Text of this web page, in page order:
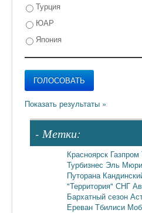
Турция
ЮАР
Япония
- Метки:
Красноярск Газпром
Турбизнес Эль
Путорана
"Территория" СНГ
Бархатный сезон
Ереван Тбилиси